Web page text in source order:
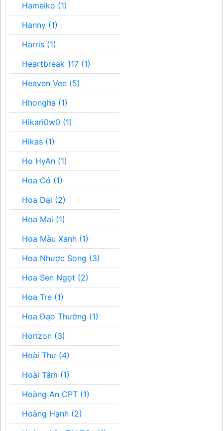
Hameiko (1)
Hanny (1)
Harris (1)
Heartbreak 117 (1)
Heaven Vee (5)
Hhongha (1)
Hikari0w0 (1)
Hikas (1)
Ho HyAn (1)
Hoa Cỏ (1)
Hoa Dại (2)
Hoa Mai (1)
Hoa Màu Xanh (1)
Hoa Nhược Song (3)
Hoa Sen Ngọt (2)
Hoa Tre (1)
Hoa Đạo Thường (1)
Horizon (3)
Hoài Thư (4)
Hoài Tâm (1)
Hoàng An CPT (1)
Hoàng Hạnh (2)